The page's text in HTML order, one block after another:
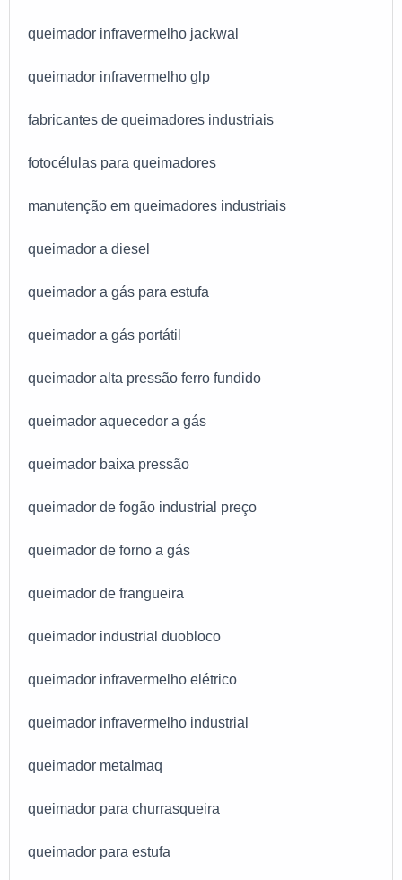
queimador infravermelho jackwal
queimador infravermelho glp
fabricantes de queimadores industriais
fotocélulas para queimadores
manutenção em queimadores industriais
queimador a diesel
queimador a gás para estufa
queimador a gás portátil
queimador alta pressão ferro fundido
queimador aquecedor a gás
queimador baixa pressão
queimador de fogão industrial preço
queimador de forno a gás
queimador de frangueira
queimador industrial duobloco
queimador infravermelho elétrico
queimador infravermelho industrial
queimador metalmaq
queimador para churrasqueira
queimador para estufa